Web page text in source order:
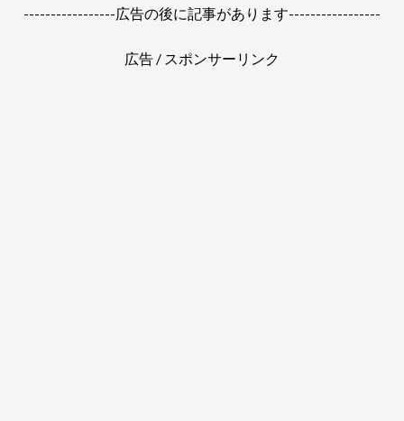
-----------------広告の後に記事があります-----------------
広告 / スポンサーリンク